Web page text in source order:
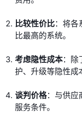
比较性价比：将各
比最高的系统。
考虑隐性成本：除
护、升级等隐性成
谈判价格：与供应
服务条件。